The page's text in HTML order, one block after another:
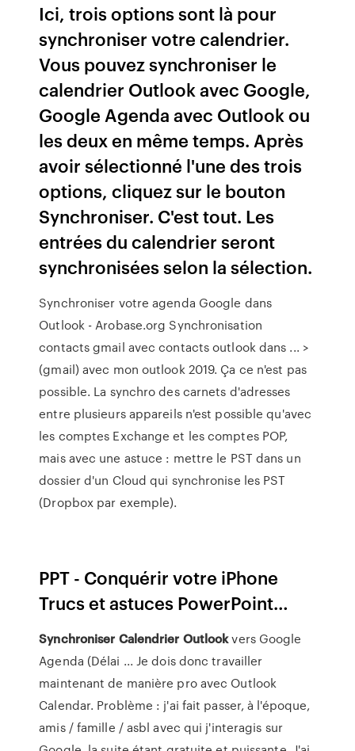
Ici, trois options sont là pour
synchroniser votre calendrier.
Vous pouvez synchroniser le
calendrier Outlook avec Google,
Google Agenda avec Outlook ou
les deux en même temps. Après
avoir sélectionné l'une des trois
options, cliquez sur le bouton
Synchroniser. C'est tout. Les
entrées du calendrier seront
synchronisées selon la sélection.
Synchroniser votre agenda Google dans
Outlook - Arobase.org Synchronisation
contacts gmail avec contacts outlook dans ... >
(gmail) avec mon outlook 2019. Ça ce n'est pas
possible. La synchro des carnets d'adresses
entre plusieurs appareils n'est possible qu'avec
les comptes Exchange et les comptes POP,
mais avec une astuce : mettre le PST dans un
dossier d'un Cloud qui synchronise les PST
(Dropbox par exemple).
PPT - Conquérir votre iPhone
Trucs et astuces PowerPoint…
Synchroniser Calendrier Outlookvers Google
Agenda (Délai ... Je dois donc travailler
maintenant de manière pro avec Outlook
Calendar. Problème : j'ai fait passer, à l'époque,
amis / famille / asbl avec qui j'interagis sur